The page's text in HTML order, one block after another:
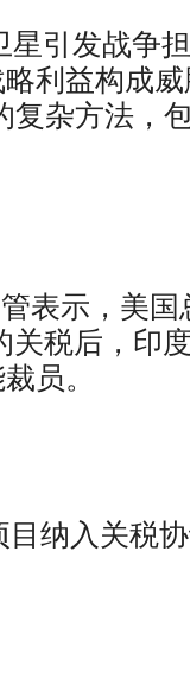
星引发战争
利益构成
复杂方法，
示，美国
税后，印
员。
纳入关税